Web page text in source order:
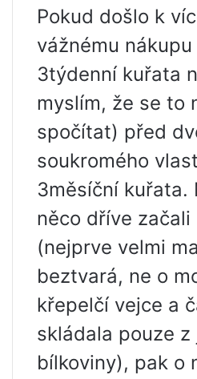
Pokud došlo k
vážnému
3týdenní kuřata
myslím, že se to
spočítat) před
soukromého
3měsíční kuřata.
něco dříve
(nejprve velmi
beztvará, ne o
křepelčí vejce a
skládala pouze z
bílkoviny), pak o